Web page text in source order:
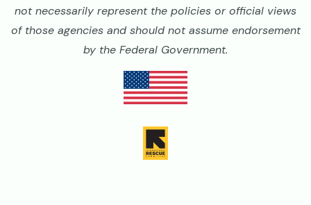
not necessarily represent the policies or official views
of those agencies and should not assume endorsement
by the Federal Government.